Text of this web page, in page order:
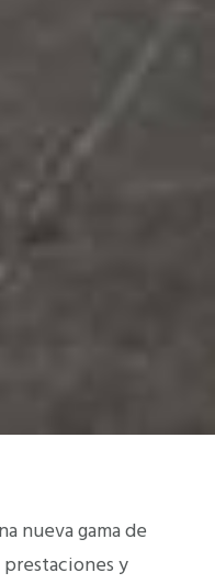
nueva gama de
prestaciones y